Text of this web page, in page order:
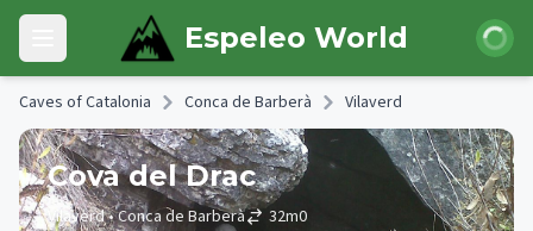
Skip to main content
Open main menu Espeleo World Login
Caves of Catalonia Conca de Barberà Vilaverd
Cova del Drac
Vilaverd• Conca de Barberà 32m0